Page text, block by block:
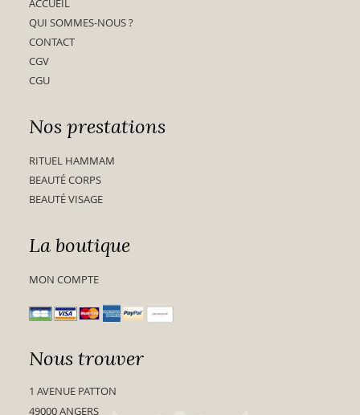
ACCUEIL
QUI SOMMES-NOUS ?
CONTACT
CGV
CGU
Nos prestations
RITUEL HAMMAM
BEAUTÉ CORPS
BEAUTÉ VISAGE
La boutique
MON COMPTE
Nous trouver
1 AVENUE PATTON
49000 ANGERS